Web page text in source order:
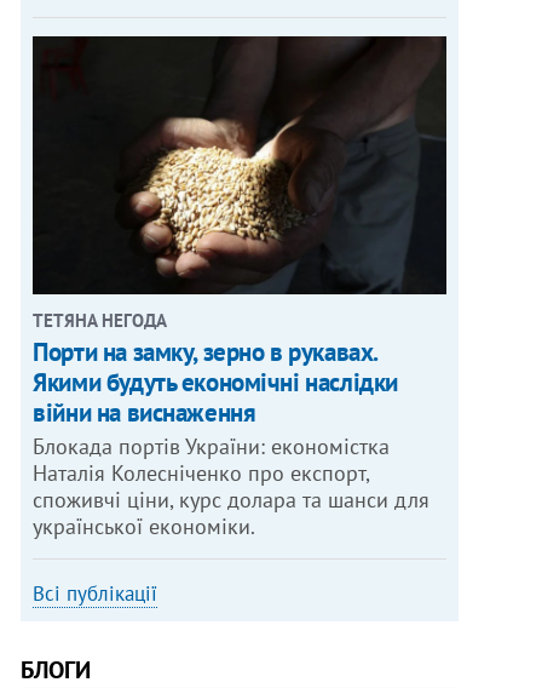
ТЕТЯНА НЕГОДА
Порти на замку, зерно в рукавах.
Якими будуть економічні наслідки
війни на виснаження
Блокада портів України: економістка
Наталія Колесніченко про експорт,
споживчі ціни, курс долара та шанси для
української економіки.
Всі публікації
БЛОГИ